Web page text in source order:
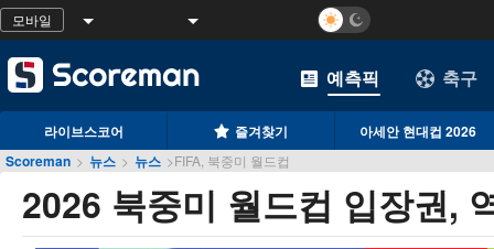
모바일
예측픽 축구
라이브스코어 즐겨찾기
아세안 현대컵 2026
Scoreman > 뉴스 > 뉴스 >FIFA, 북중미 월드컵
2026 북중미 월드컵 입장권,